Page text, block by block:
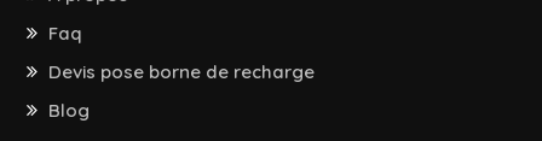
Faq
Devis pose borne de recharge
Blog